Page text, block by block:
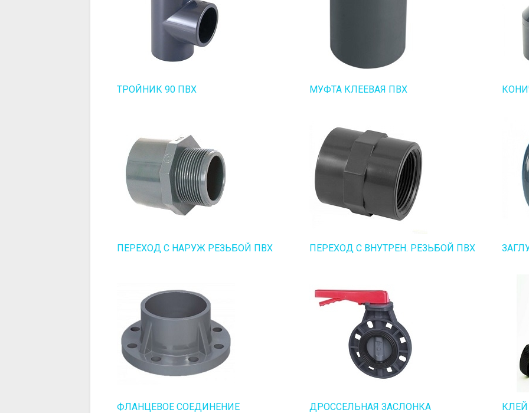
ТРОЙНИК 90 ПВХ МУФТА КЛЕЕВАЯ ПВХ
ПЕРЕХОД С НАРУЖ РЕЗЬБОЙ ПВХ ПЕРЕХОД С ВНУТРЕН. РЕЗЬБОЙ ПВХ
ФЛАНЦЕВОЕ СОЕДИНЕНИЕ ДРОССЕЛЬНАЯ ЗАСЛОНКА